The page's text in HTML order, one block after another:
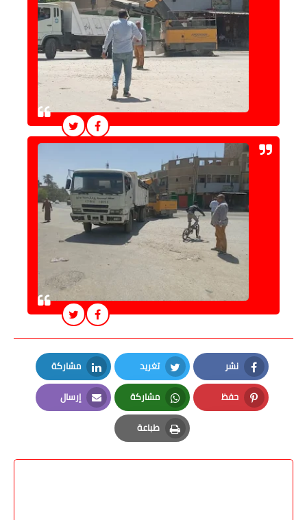
نشر
Facebook
تغريد
Twitter
مشاركة
LinkedIn
حفظ
Pinterest
مشاركة
Whatsapp
إرسال
Email
طباعة
Print